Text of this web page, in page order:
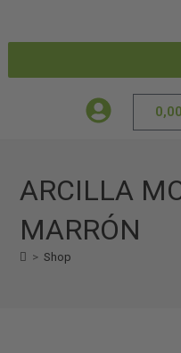
0,00
ARCILLA
MARRÓN
> Shop